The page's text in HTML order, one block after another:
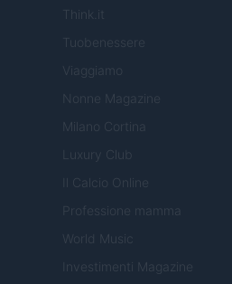
Think.it
Tuobenessere
Viaggiamo
Nonne Magazine
Milano Cortina
Luxury Club
Il Calcio Online
Professione mamma
World Music
Investimenti Magazine